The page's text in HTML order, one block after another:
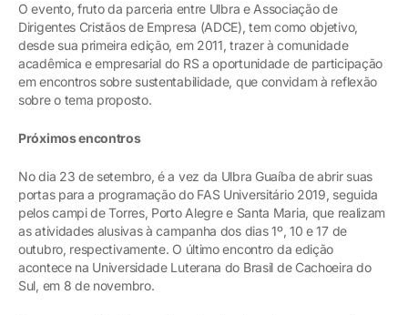
O evento, fruto da parceria entre Ulbra e Associação de
Dirigentes Cristãos de Empresa (ADCE), tem como objetivo,
desde sua primeira edição, em 2011, trazer à comunidade
acadêmica e empresarial do RS a oportunidade de participação
em encontros sobre sustentabilidade, que convidam à reflexão
sobre o tema proposto.
Próximos encontros
No dia 23 de setembro, é a vez da Ulbra Guaíba de abrir suas
portas para a programação do FAS Universitário 2019, seguida
pelos campi de Torres, Porto Alegre e Santa Maria, que realizam
as atividades alusivas à campanha dos dias 1º, 10 e 17 de
outubro, respectivamente. O último encontro da edição
acontece na Universidade Luterana do Brasil de Cachoeira do
Sul, em 8 de novembro.